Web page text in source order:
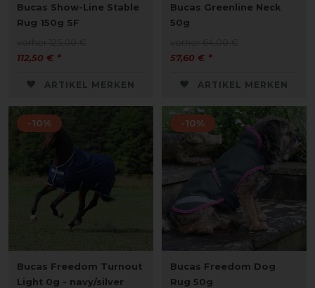
Bucas Show-Line Stable
Rug 150g SF
112,50 € *
ARTIKEL MERKEN
Bucas Greenline Neck
50g
57,60 € *
ARTIKEL MERKEN
-10%
Bucas Freedom Turnout
Light 0g - navy/silver
-10%
Bucas Freedom Dog
Rug 50g